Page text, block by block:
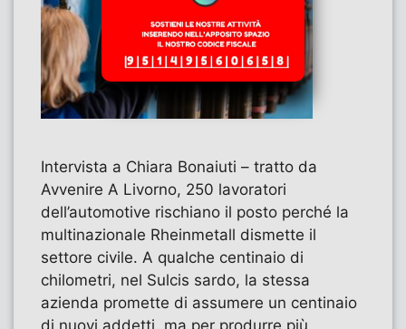
Intervista a Chiara Bonaiuti – tratto da
Avvenire A Livorno, 250 lavoratori
dell’automotive rischiano il posto perché la
multinazionale Rheinmetall dismette il
settore civile. A qualche centinaio di
chilometri, nel Sulcis sardo, la stessa
azienda promette di assumere un centinaio
di nuovi addetti, ma per produrre più